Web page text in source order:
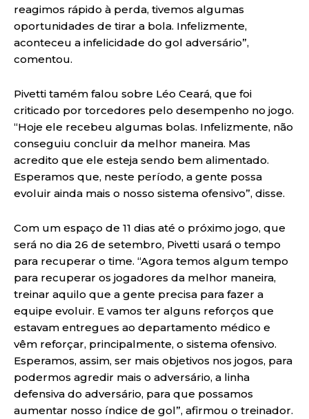
reagimos rápido à perda, tivemos algumas
oportunidades de tirar a bola. Infelizmente,
aconteceu a infelicidade do gol adversário”,
comentou.
Pivetti tamém falou sobre Léo Ceará, que foi
criticado por torcedores pelo desempenho no jogo.
“Hoje ele recebeu algumas bolas. Infelizmente, não
conseguiu concluir da melhor maneira. Mas
acredito que ele esteja sendo bem alimentado.
Esperamos que, neste período, a gente possa
evoluir ainda mais o nosso sistema ofensivo”, disse.
Com um espaço de 11 dias até o próximo jogo, que
será no dia 26 de setembro, Pivetti usará o tempo
para recuperar o time. “Agora temos algum tempo
para recuperar os jogadores da melhor maneira,
treinar aquilo que a gente precisa para fazer a
equipe evoluir. E vamos ter alguns reforços que
estavam entregues ao departamento médico e
vêm reforçar, principalmente, o sistema ofensivo.
Esperamos, assim, ser mais objetivos nos jogos, para
podermos agredir mais o adversário, a linha
defensiva do adversário, para que possamos
aumentar nosso índice de gol”, afirmou o treinador.